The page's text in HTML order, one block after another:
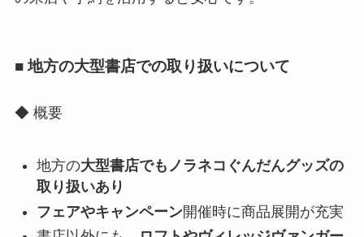
■ 地方の大型書店での取り扱いについて
◆ 概要
地方の大型書店でもノラネコぐんだんグッズの
取り扱いあり
フェアやキャンペーン開催時に商品展開が充実